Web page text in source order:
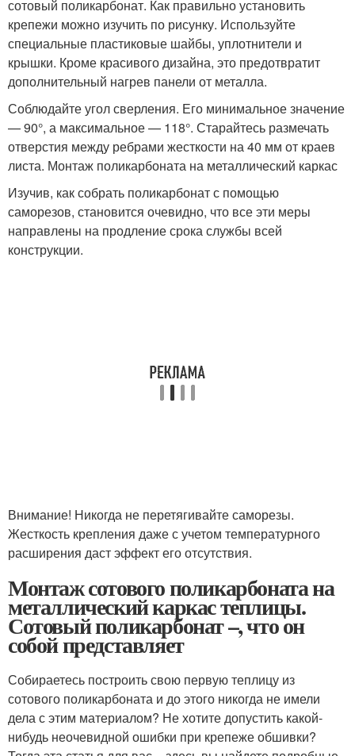
сотовый поликарбонат. Как правильно установить
крепежи можно изучить по рисунку. Используйте
специальные пластиковые шайбы, уплотнители и
крышки. Кроме красивого дизайна, это предотвратит
дополнительный нагрев панели от металла.
Соблюдайте угол сверления. Его минимальное значение
— 90°, а максимальное — 118°. Старайтесь размечать
отверстия между ребрами жесткости на 40 мм от краев
листа. Монтаж поликарбоната на металлический каркас
Изучив, как собрать поликарбонат с помощью
саморезов, становится очевидно, что все эти меры
направлены на продление срока службы всей
конструкции.
Внимание! Никогда не перетягивайте саморезы.
Жесткость крепления даже с учетом температурного
расширения даст эффект его отсутствия.
Монтаж сотового поликарбоната на
металлический каркас теплицы.
Сотовый поликарбонат –, что он
собой представляет
Собираетесь построить свою первую теплицу из
сотового поликарбоната и до этого никогда не имели
дела с этим материалом? Не хотите допустить какой-
нибудь неочевидной ошибки при крепеже обшивки?